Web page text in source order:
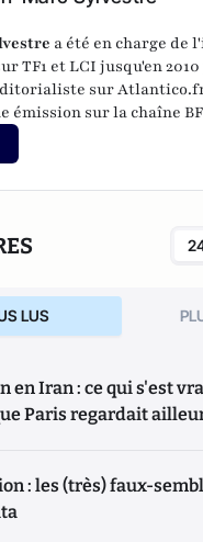
a été en charge de
TF1 et LCI jusqu'en
sur
émission sur la chaîne
LUS
en Iran : ce qui s'est
Paris regardait
: les (très) faux-